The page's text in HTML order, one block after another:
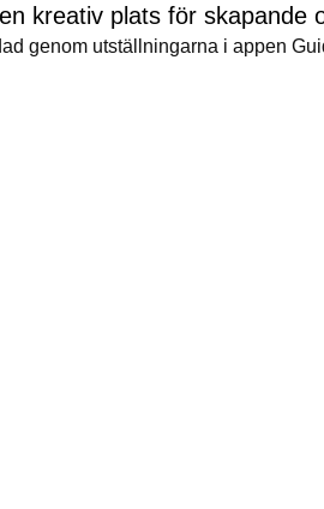
kreativ plats för skapande
genom utställningarna i appen